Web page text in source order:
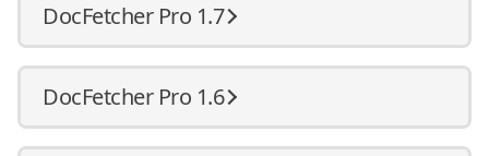
DocFetcher Pro 1.7
DocFetcher Pro 1.6